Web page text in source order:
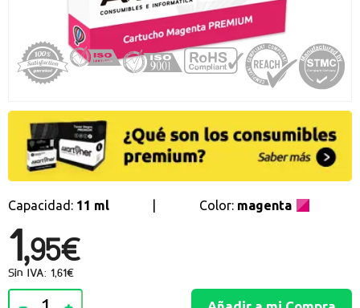
Recibe nuestras promociones y ofertas suscribiéndote a nuestro
boletin de noticias
Ventajas para miembros
consumibles e informática.
registro distribuidor
Capacidad: 11 ml Color: magenta
1,95€
Sin IVA: 1,61€